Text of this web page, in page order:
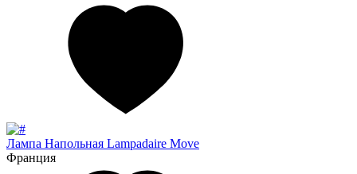
Лампа Напольная Lampadaire Move
Франция